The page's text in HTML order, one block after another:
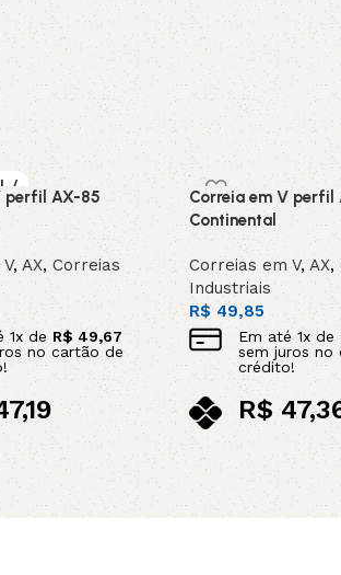
/
perfil AX-85
, AX, Correias
1x de R$ 49,67
no cartão de
Correia em V perfil
Continental
Correias em V, AX,
Industriais
R$ 49,85
Em até 1x de
sem juros no
crédito!
R$
no pix
Adicionar ao